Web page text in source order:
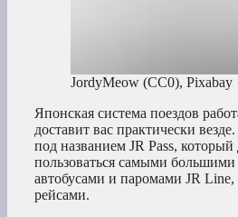
JordyMeow (CC0), Pixabay
Японская система поездов
доставит вас практически
под названием JR Pass, который
пользоваться самыми большими
автобусами и паромами JR Line,
рейсами.